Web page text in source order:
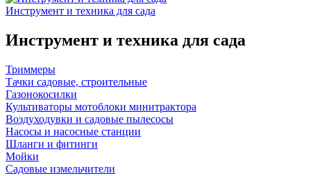
Инструмент и техника для сада
Инструмент и техника для сада
Триммеры
Тачки садовые, строительные
Газонокосилки
Культиваторы мотоблоки минитрактора
Воздуходувки и садовые пылесосы
Насосы и насосные станции
Шланги и фитинги
Мойки
Садовые измельчители